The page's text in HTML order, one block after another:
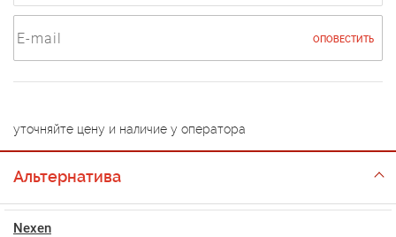
ОПОВЕСТИТЬ
уточняйте цену и наличие у оператора
Альтернатива
Nexen